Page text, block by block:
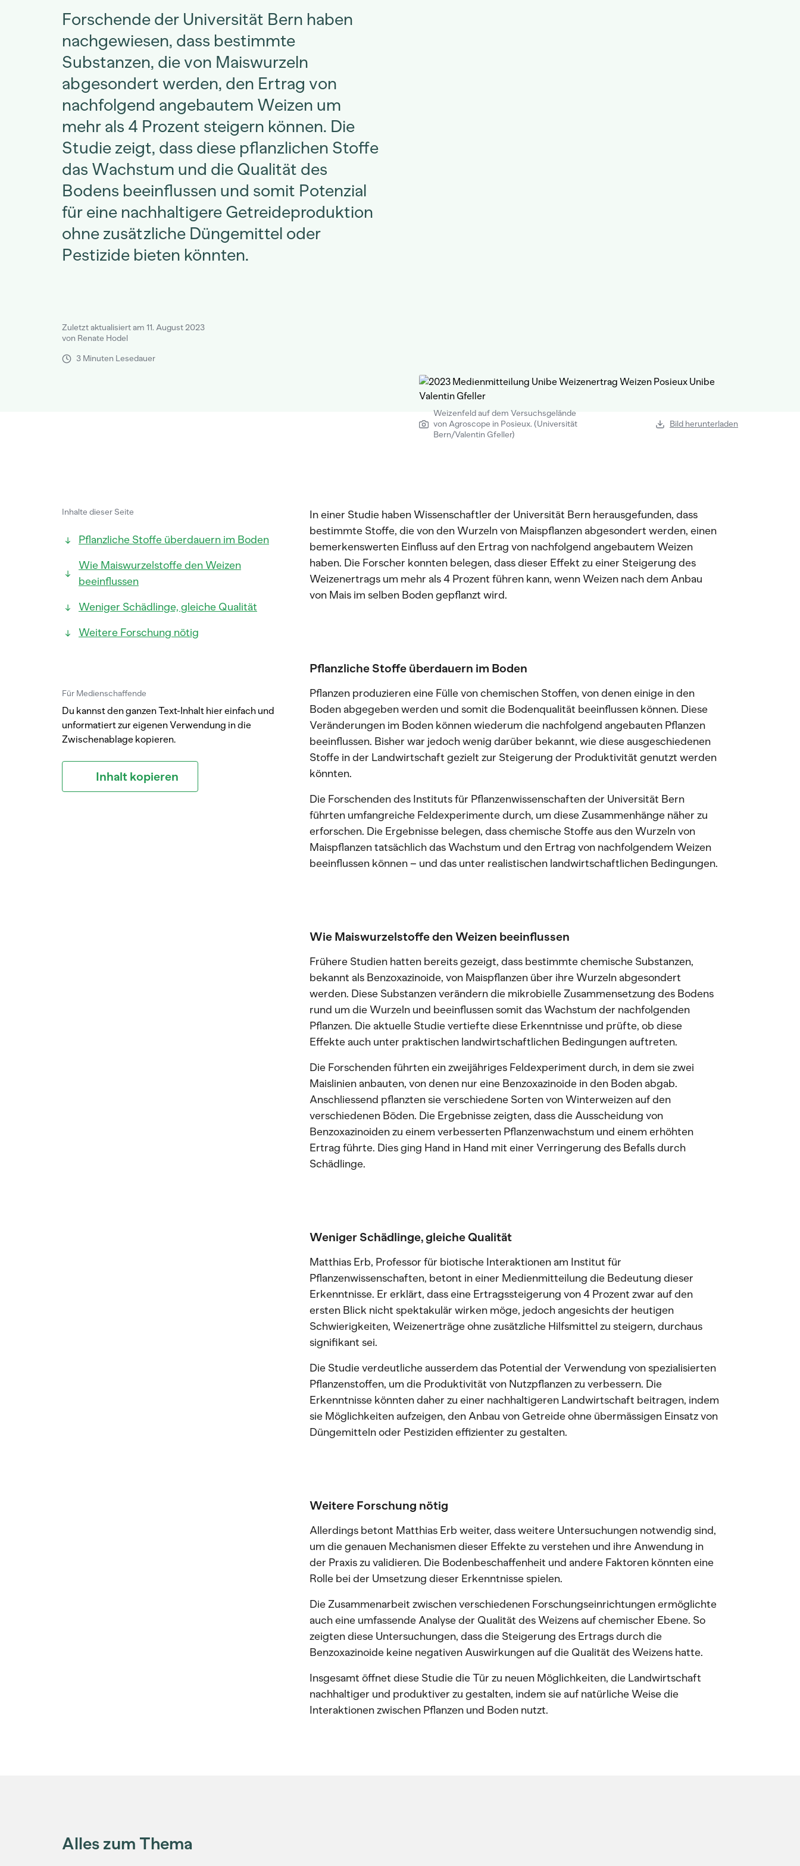
Forschende der Universität Bern haben
nachgewiesen, dass bestimmte
Substanzen, die von Maiswurzeln
abgesondert werden, den Ertrag von
nachfolgend angebautem Weizen um
mehr als 4 Prozent steigern können. Die
Studie zeigt, dass diese pflanzlichen Stoffe
das Wachstum und die Qualität des
Bodens beeinflussen und somit Potenzial
für eine nachhaltigere Getreideproduktion
ohne zusätzliche Düngemittel oder
Pestizide bieten könnten.
Zuletzt aktualisiert am 11. August 2023
von Renate Hodel
3 Minuten Lesedauer
Weizenfeld auf dem Versuchsgelände
von Agroscope in Posieux. (Universität
Bern/Valentin Gfeller)
Bild herunterladen
Inhalte dieser Seite
Pflanzliche Stoffe überdauern im Boden
Wie Maiswurzelstoffe den Weizen
beeinflussen
Weniger Schädlinge, gleiche Qualität
Weitere Forschung nötig
Für Medienschaffende
Du kannst den ganzen Text-Inhalt hier einfach und
unformatiert zur eigenen Verwendung in die
Zwischenablage kopieren.
Inhalt kopieren
In einer Studie haben Wissenschaftler der Universität Bern herausgefunden, dass
bestimmte Stoffe, die von den Wurzeln von Maispflanzen abgesondert werden, einen
bemerkenswerten Einfluss auf den Ertrag von nachfolgend angebautem Weizen
haben. Die Forscher konnten belegen, dass dieser Effekt zu einer Steigerung des
Weizenertrags um mehr als 4 Prozent führen kann, wenn Weizen nach dem Anbau
von Mais im selben Boden gepflanzt wird.
Pflanzliche Stoffe überdauern im Boden
Pflanzen produzieren eine Fülle von chemischen Stoffen, von denen einige in den
Boden abgegeben werden und somit die Bodenqualität beeinflussen können. Diese
Veränderungen im Boden können wiederum die nachfolgend angebauten Pflanzen
beeinflussen. Bisher war jedoch wenig darüber bekannt, wie diese ausgeschiedenen
Stoffe in der Landwirtschaft gezielt zur Steigerung der Produktivität genutzt werden
könnten.
Die Forschenden des Instituts für Pflanzenwissenschaften der Universität Bern
führten umfangreiche Feldexperimente durch, um diese Zusammenhänge näher zu
erforschen. Die Ergebnisse belegen, dass chemische Stoffe aus den Wurzeln von
Maispflanzen tatsächlich das Wachstum und den Ertrag von nachfolgendem Weizen
beeinflussen können – und das unter realistischen landwirtschaftlichen Bedingungen.
Wie Maiswurzelstoffe den Weizen beeinflussen
Frühere Studien hatten bereits gezeigt, dass bestimmte chemische Substanzen,
bekannt als Benzoxazinoide, von Maispflanzen über ihre Wurzeln abgesondert
werden. Diese Substanzen verändern die mikrobielle Zusammensetzung des Bodens
rund um die Wurzeln und beeinflussen somit das Wachstum der nachfolgenden
Pflanzen. Die aktuelle Studie vertiefte diese Erkenntnisse und prüfte, ob diese
Effekte auch unter praktischen landwirtschaftlichen Bedingungen auftreten.
Die Forschenden führten ein zweijähriges Feldexperiment durch, in dem sie zwei
Maislinien anbauten, von denen nur eine Benzoxazinoide in den Boden abgab.
Anschliessend pflanzten sie verschiedene Sorten von Winterweizen auf den
verschiedenen Böden. Die Ergebnisse zeigten, dass die Ausscheidung von
Benzoxazinoiden zu einem verbesserten Pflanzenwachstum und einem erhöhten
Ertrag führte. Dies ging Hand in Hand mit einer Verringerung des Befalls durch
Schädlinge.
Weniger Schädlinge, gleiche Qualität
Matthias Erb, Professor für biotische Interaktionen am Institut für
Pflanzenwissenschaften, betont in einer Medienmitteilung die Bedeutung dieser
Erkenntnisse. Er erklärt, dass eine Ertragssteigerung von 4 Prozent zwar auf den
ersten Blick nicht spektakulär wirken möge, jedoch angesichts der heutigen
Schwierigkeiten, Weizenerträge ohne zusätzliche Hilfsmittel zu steigern, durchaus
signifikant sei.
Die Studie verdeutliche ausserdem das Potential der Verwendung von spezialisierten
Pflanzenstoffen, um die Produktivität von Nutzpflanzen zu verbessern. Die
Erkenntnisse könnten daher zu einer nachhaltigeren Landwirtschaft beitragen, indem
sie Möglichkeiten aufzeigen, den Anbau von Getreide ohne übermässigen Einsatz von
Düngemitteln oder Pestiziden effizienter zu gestalten.
Weitere Forschung nötig
Allerdings betont Matthias Erb weiter, dass weitere Untersuchungen notwendig sind,
um die genauen Mechanismen dieser Effekte zu verstehen und ihre Anwendung in
der Praxis zu validieren. Die Bodenbeschaffenheit und andere Faktoren könnten eine
Rolle bei der Umsetzung dieser Erkenntnisse spielen.
Die Zusammenarbeit zwischen verschiedenen Forschungseinrichtungen ermöglichte
auch eine umfassende Analyse der Qualität des Weizens auf chemischer Ebene. So
zeigten diese Untersuchungen, dass die Steigerung des Ertrags durch die
Benzoxazinoide keine negativen Auswirkungen auf die Qualität des Weizens hatte.
Insgesamt öffnet diese Studie die Tür zu neuen Möglichkeiten, die Landwirtschaft
nachhaltiger und produktiver zu gestalten, indem sie auf natürliche Weise die
Interaktionen zwischen Pflanzen und Boden nutzt.
Alles zum Thema